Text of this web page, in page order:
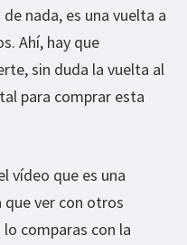
nada, es una vuelta a
Ahí, hay que
sin duda la vuelta al
para comprar esta
vídeo que es una
que ver con otros
comparas con la